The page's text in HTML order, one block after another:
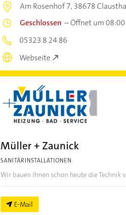
Am Rosenhof 7,38678
Geschlossen –Öffnet um 08:00
05323 8 24 86
Webseite
Müller + Zaunick
SANITÄRINSTALLATIONEN
Wir bauen Ihnen schon heute die Technik
E-Mail